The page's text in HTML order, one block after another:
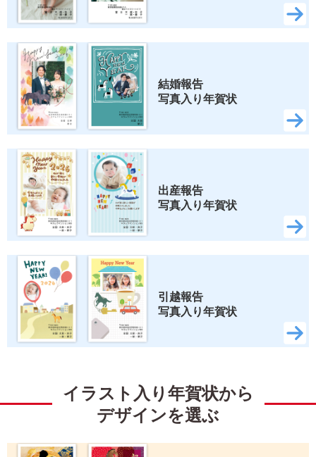
結婚報告
写真入り年賀状
出産報告
写真入り年賀状
引越報告
写真入り年賀状
イラスト入り年賀状から
デザインを選ぶ